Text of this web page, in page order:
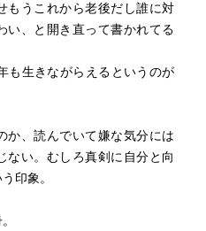
もうこれから老後だし誰に対
い、と開き直って書かれてる
も生きながらえるというのが
か、読んでいて嫌な気分には
ない。むしろ真剣に自分と向
印象。